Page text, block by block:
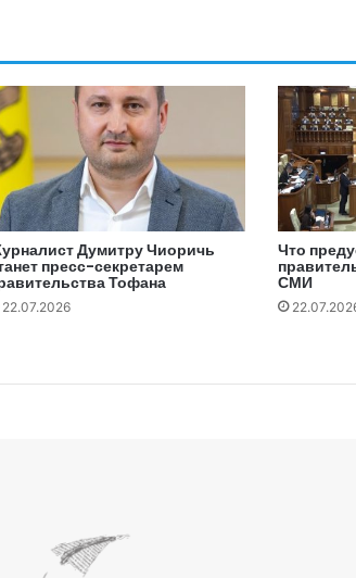
Думитру Чиоричь
пресс-секретарем
Тофана
22.07.2026
Что
СМИ